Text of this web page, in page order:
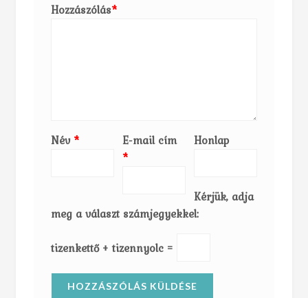
Hozzászólás*
Név *
E-mail cím
*
Honlap
Kérjük, adja
meg a választ számjegyekkel:
tizenkettő + tizennyolc =